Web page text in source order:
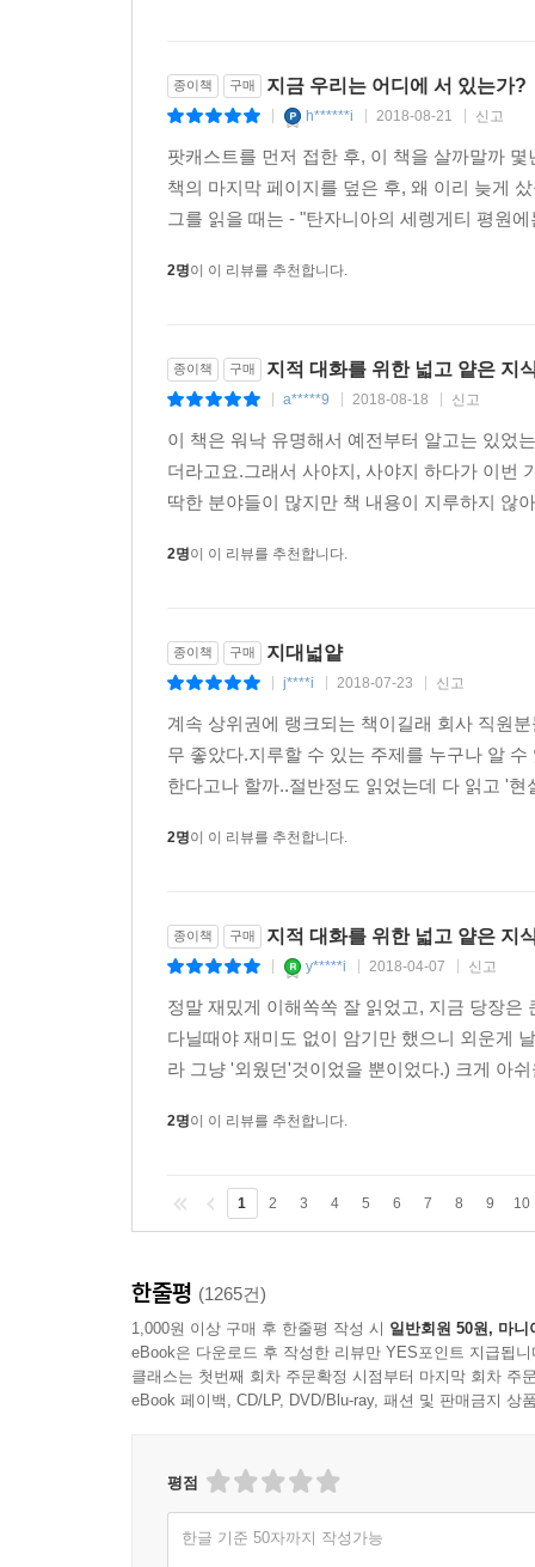
는 사실을 알려줄 사람이 필요하다. 실제로는 보
내는 사람에게, 무엇이 잘못된 것인지를 알려줄
이익을 위한 심오한 ‘놀이’다. 스포츠, 연예, 이
한 대화놀이야말로 우리가 살고 있는 사회를 조
종이책 구매 지금 우리는 어디에 서 있는가?
h******i 2018-08-21 신고
팟캐스트를 먼저 접한 후, 이 책을 살까말까
책의 마지막 페이지를 덮은 후, 왜 이리 늦게
그를 읽을 때는 - "탄자니아의 세렝게티 평원
2명이 이 리뷰를 추천합니다.
종이책 구매 지적 대화를 위한 넓고 얕은 지
a*****9 2018-08-18 신고
이 책은 워낙 유명해서 예전부터 알고는 있었
더라고요.그래서 사야지, 사야지 하다가 이번
딱한 분야들이 많지만 책 내용이 지루하지 않
2명이 이 리뷰를 추천합니다.
종이책 구매 지대넓얕
j****i 2018-07-23 신고
계속 상위권에 랭크되는 책이길래 회사 직원
무 좋았다.지루할 수 있는 주제를 누구나 알
한다고나 할까..절반정도 읽었는데 다 읽고 '
2명이 이 리뷰를 추천합니다.
종이책 구매 지적 대화를 위한 넓고 얕은 지
y*****i 2018-04-07 신고
정말 재밌게 이해쏙쏙 잘 읽었고, 지금 당장
다닐때야 재미도 없이 암기만 했으니 외운게
라 그냥 '외웠던'것이었을 뿐이었다.) 크게 아
2명이 이 리뷰를 추천합니다.
1 2 3 4 5 6 7 8 9 10
한줄평 (1265건)
1,000원 이상 구매 후 한줄평 작성 시 일반회원 50원, 마니
eBook은 다운로드 후 작성한 리뷰만 YES포인트 지급됩니
클래스는 첫번째 회차 주문확정 시점부터 마지막 회차 주
eBook 페이백, CD/LP, DVD/Blu-ray, 패션 및 판매금지 상
평점
한글 기준 50자까지 작성가능